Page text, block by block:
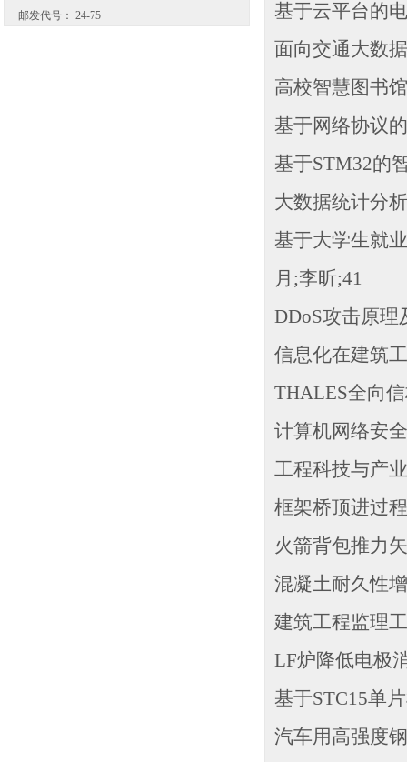
邮发代号： 24-75
基于云平台的
面向交通大数
高校智慧图书
基于网络协议
基于STM32的
大数据统计分
基于大学生就
月;李昕;41
DDoS攻击原
信息化在建筑
THALES全向
计算机网络安
工程科技与产
框架桥顶进过
火箭背包推力
混凝土耐久性
建筑工程监理
LF炉降低电极
基于STC15单
汽车用高强度